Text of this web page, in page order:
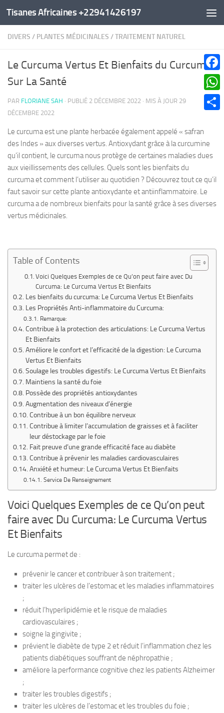
Au dessous du contenu
Tisanes Africaines +22941426197
DIVERS / PLANTES MÉDICINALES /TRAITEMENT NATUREL
Le Curcuma Vertus Et Bienfaits du Curcuma
Sur La Santé
PAR FLORIANE SAH · PUBLIÉ 2 DÉCEMBRE 2022 · MIS À JOUR 29
DÉCEMBRE 2022
Le curcuma est une plante herbacée également appelé « safran
des Indes » aux diverses vertus. Antioxydant grâce à la curcumine
qu’il contient, le curcuma nous protège de certaines maladies dues
aux vieillissements des cellules. Quels sont les bienfaits du
curcuma et comment l’utiliser au quotidien ? Découvrez tout ce qu’il
faut savoir sur cette plante antioxydante et antiinflammatoire. Le
curcuma a de nombreux bienfaits pour la santé grâce à ses diverses
vertus médicinales.
Table of Contents
Voici Quelques Exemples de ce Qu’on peut faire avec Du
Curcuma: Le Curcuma Vertus Et Bienfaits
Les bienfaits du curcuma: Le Curcuma Vertus Et Bienfaits
Les Propriétés Anti-inflammatoire du Curcuma:
Remarque:
Contribue à la protection des articulations: Le Curcuma Vertus
Et Bienfaits
Améliore le confort et l’efficacité de la digestion: Le Curcuma
Vertus Et Bienfaits
Soulage les troubles digestifs: Le Curcuma Vertus Et Bienfaits
Maintiens la santé du foie
Possède des propriétés antioxydantes
Augmentation des niveaux d’énergie
Contribue à un bon équilibre nerveux
Contribue à limiter l’accumulation de graisses et à faciliter
leur déstockage par le foie
Fait preuve d’une grande efficacité face au diabète
Contribue à prévenir les maladies cardiovasculaires
Anxiété et humeur: Le Curcuma Vertus Et Bienfaits
Service De Renseignement
Voici Quelques Exemples de ce Qu’on peut
faire avec Du Curcuma: Le Curcuma Vertus
Et Bienfaits
Le curcuma permet de :
prévenir le cancer et contribuer à son traitement ;
traiter les ulcères de l’estomac et les maladies inflammatoires
;
réduit l’hyperlipidémie et le risque de maladies
cardiovasculaires ;
soigne la gingivite ;
prévient le diabète de type 2 et réduit l’inflammation chez les
patients diabétiques souffrant de néphropathie ;
améliore la performance cognitive chez les patients Alzheimer
;
traiter les troubles digestifs ;
traiter les ulcères de l’estomac et les troubles du foie ;